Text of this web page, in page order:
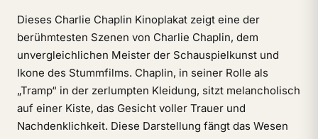
Dieses Charlie Chaplin Kinoplakat zeigt eine der
berühmtesten Szenen von Charlie Chaplin, dem
unvergleichlichen Meister der Schauspielkunst und
Ikone des Stummfilms. Chaplin, in seiner Rolle als
„Tramp“ in der zerlumpten Kleidung, sitzt melancholisch
auf einer Kiste, das Gesicht voller Trauer und
Nachdenklichkeit. Diese Darstellung fängt das Wesen